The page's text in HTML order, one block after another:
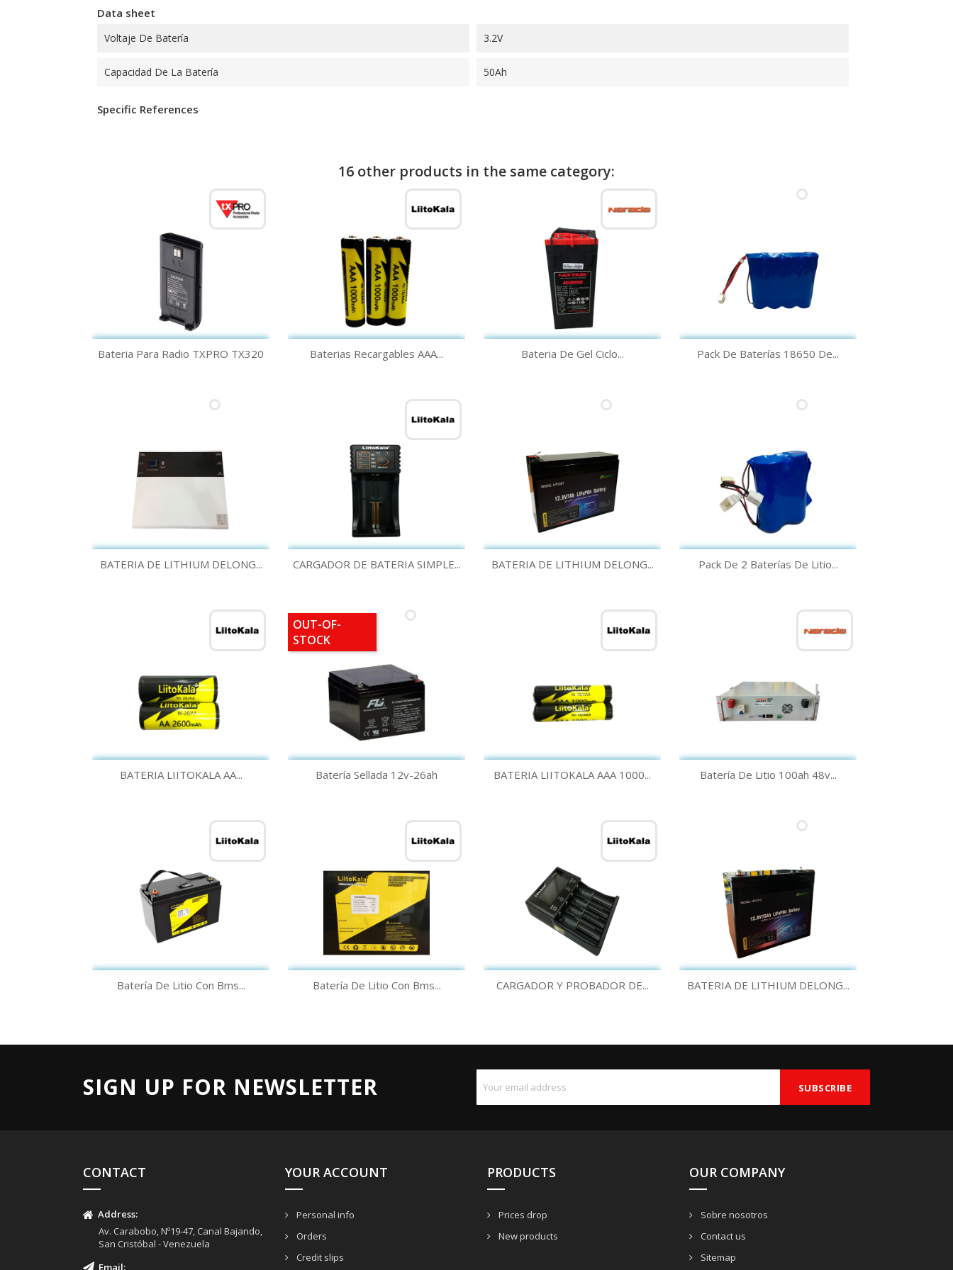
Data sheet
Voltaje De Batería 3.2V
Capacidad De La Batería 50Ah
Specific References
16 other products in the same category:
Quick view
Bateria Para Radio TXPRO TX320  Quick view
Baterias Recargables AAA... Quick view
Bateria De Gel Ciclo... Quick view
Pack De Baterías 18650 De...
Quick view
BATERIA DE LITHIUM DELONG...  Quick view
CARGADOR DE BATERIA SIMPLE... Quick view
BATERIA DE LITHIUM DELONG... Quick view
Pack De 2 Baterías De Litio...
Quick view
BATERIA LIITOKALA AA...
OUT-OF-
STOCK
 Quick view
Batería Sellada 12v-26ah Quick view
BATERIA LIITOKALA AAA 1000... Quick view
Batería De Litio 100ah 48v...
Quick view
Batería De Litio Con Bms... Quick view
Batería De Litio Con Bms... Quick view
CARGADOR Y PROBADOR DE... Quick view
BATERIA DE LITHIUM DELONG...
SIGN UP FOR NEWSLETTER
CONTACT
Address:
Av. Carabobo, Nº19-47, Canal Bajando,
San Cristóbal - Venezuela
Email:
YOUR ACCOUNT
Personal info
Orders
Credit slips
PRODUCTS
Prices drop
New products
OUR COMPANY
Sobre nosotros
Contact us
Sitemap